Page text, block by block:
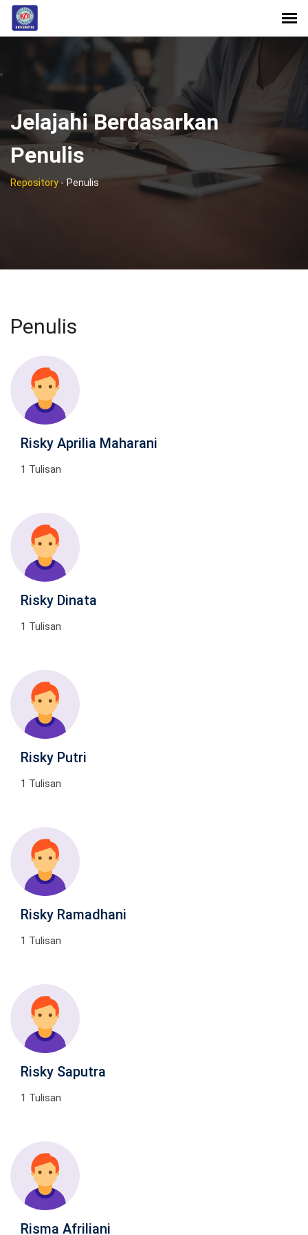
Jelajahi Berdasarkan
Penulis
Repository- Penulis
Penulis
Risky Aprilia Maharani
1 Tulisan
Risky Dinata
1 Tulisan
Risky Putri
1 Tulisan
Risky Ramadhani
1 Tulisan
Risky Saputra
1 Tulisan
Risma Afriliani